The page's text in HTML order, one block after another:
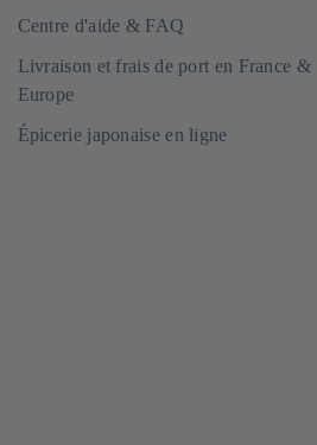
Centre d'aide & FAQ
Livraison et frais de port en France &
Europe
Épicerie japonaise en ligne